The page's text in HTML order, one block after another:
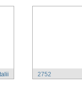
2752